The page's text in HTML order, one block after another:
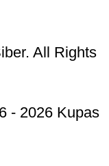
All Rights
- 2026 Kupas